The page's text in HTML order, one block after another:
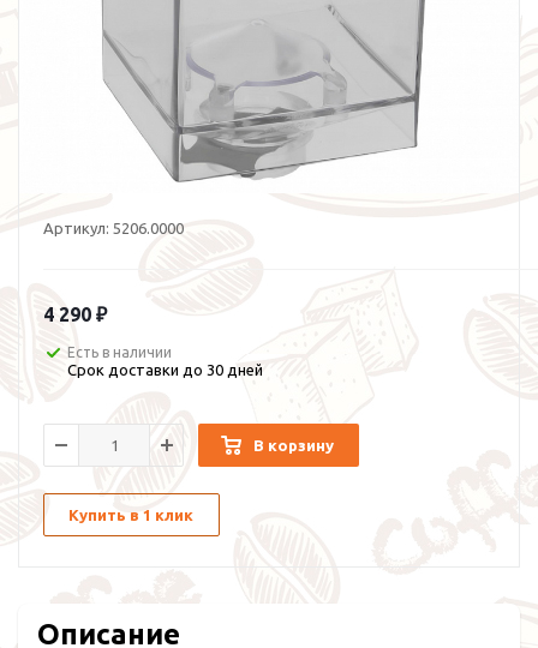
Артикул: 5206.0000
4 290 ₽
Есть в наличии
Срок доставки до 30 дней
В корзину
Купить в 1 клик
Описание